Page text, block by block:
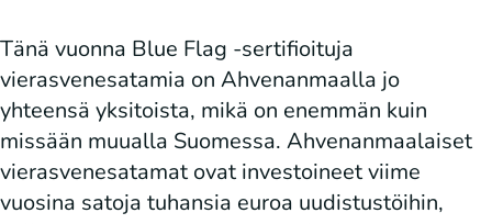
Tänä vuonna Blue Flag -sertifioituja
vierasvenesatamia on Ahvenanmaalla jo
yhteensä yksitoista, mikä on enemmän kuin
missään muualla Suomessa. Ahvenanmaalaiset
vierasvenesatamat ovat investoineet viime
vuosina satoja tuhansia euroa uudistustöihin,